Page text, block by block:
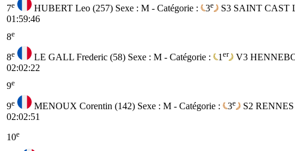
7e HUBERT Leo (257) Sexe : M - Catégorie : 3e S3 SAINT CAST
01:59:46
8e
8e LE GALL Frederic (58) Sexe : M - Catégorie : 1 er V3
02:02:22
9e
9e MENOUX Corentin (142) Sexe : M - Catégorie : 3e S2
02:02:51
10e